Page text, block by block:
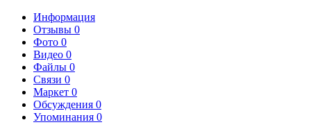
Информация
Отзывы 0
Фото 0
Видео 0
Файлы 0
Связи 0
Маркет 0
Обсуждения 0
Упоминания 0